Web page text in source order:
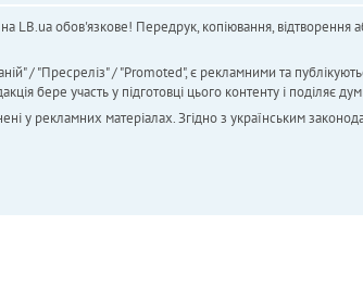
LB.ua обов'язкове! Передрук, копіювання, відтворення
/ "Пресреліз" / "Promoted", є рекламними та
бере участь у підготовці цього контенту і поділяє
у рекламних матеріалах. Згідно з українським